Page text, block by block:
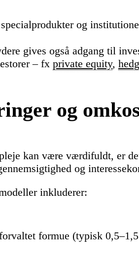
og
gives også adgang til
– fx private equity,
og
kan være værdifuldt, er
og
inkluderer:
formue (typisk